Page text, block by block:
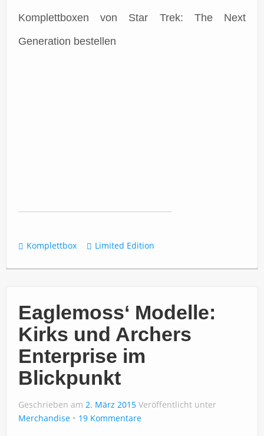
Komplettboxen von Star Trek: The Next
Generation bestellen
Komplettbox Limited Edition
Eaglemoss‘ Modelle:
Kirks und Archers
Enterprise im
Blickpunkt
Geschrieben am 2. März 2015 Veröffentlicht unter
Merchandise
19 Kommentare